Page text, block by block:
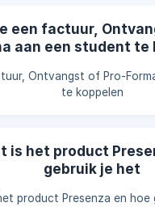
een factuur,
aan een student te
Ontvangst of Pro-
te koppelen
is het product
gebruik je het
product Presenza en hoe